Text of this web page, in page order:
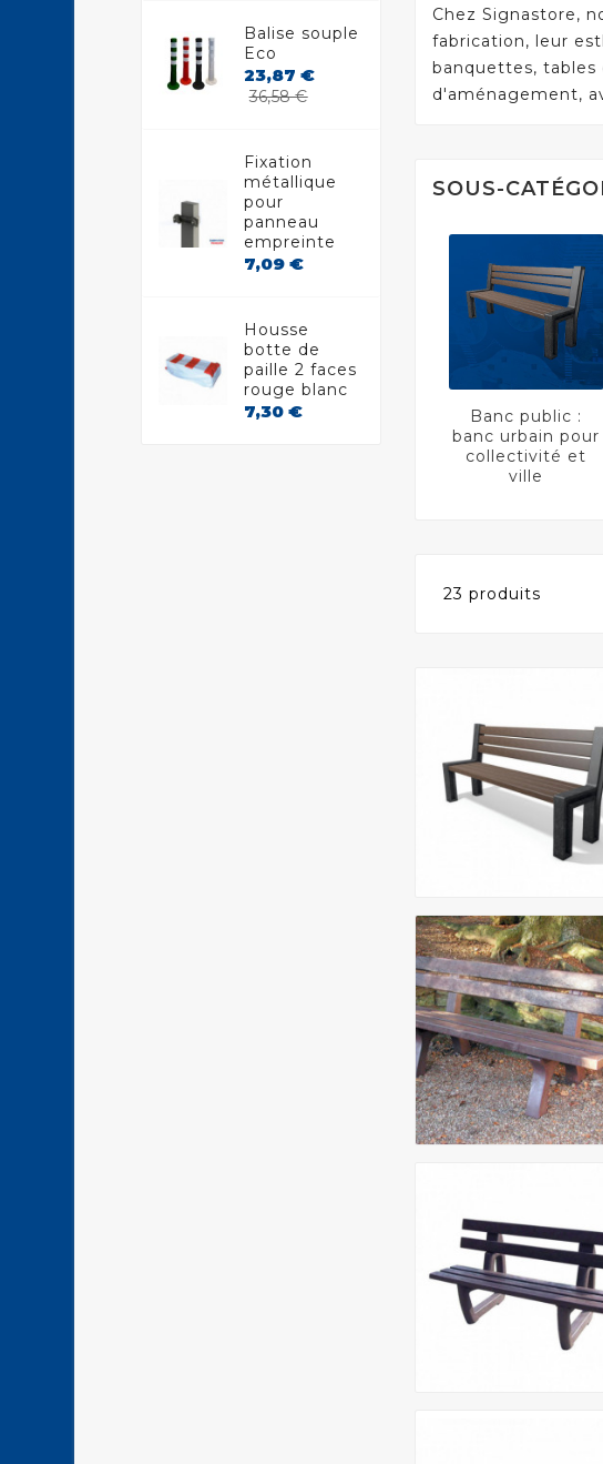
Balise souple
Eco
23,87 €
36,58 €
Fixation
métallique
pour
panneau
empreinte
7,09 €Prix
Housse
botte de
paille 2 faces
rouge blanc
7,30 €Prix
Chez Signastore,
fabrication, leur
banquettes, tables
d'aménagement,
SOUS-
Banc public :
banc urbain pour
collectivité et
ville
23 produits